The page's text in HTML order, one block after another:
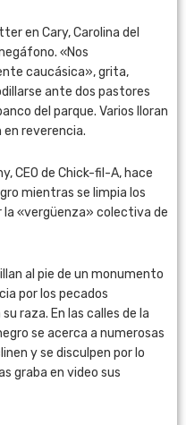
en Cary, Carolina del
«Nos
caucásica», grita,
ante dos pastores
del parque. Varios lloran
reverencia.
CEO de Chick-fil-A, hace
mientras se limpia los
«vergüenza» colectiva de
al pie de un monumento
por los pecados
raza. En las calles de la
se acerca a numerosas
y se disculpen por lo
graba en video sus